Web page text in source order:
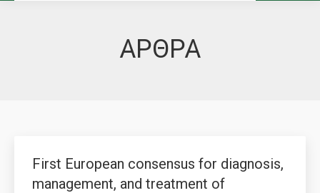
ΑΡΘΡΑ
First European consensus for diagnosis,
management, and treatment of